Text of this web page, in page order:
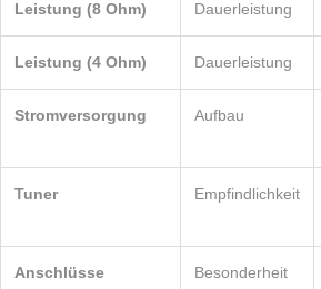
Leistung (8 Ohm) Dauerleistung
Leistung (4 Ohm) Dauerleistung
Stromversorgung Aufbau
Tuner Empfindlichkeit
Anschlüsse Besonderheit